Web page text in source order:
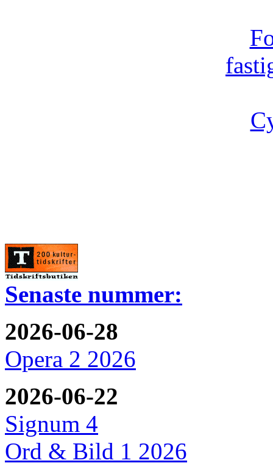
Senaste nummer:
2026-06-28
Opera 2 2026
2026-06-22
Signum 4
Ord & Bild 1 2026